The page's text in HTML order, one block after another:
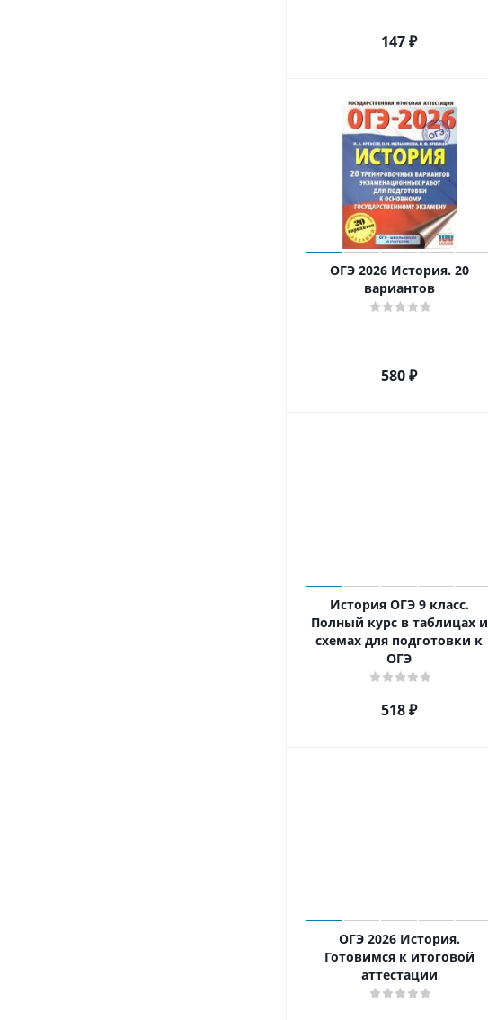
147₽
ОГЭ 2026 История. 20
вариантов
580₽
История ОГЭ 9 класс.
Полный курс в таблицах и
схемах для подготовки к
ОГЭ
518₽
ОГЭ 2026 История.
Готовимся к итоговой
аттестации